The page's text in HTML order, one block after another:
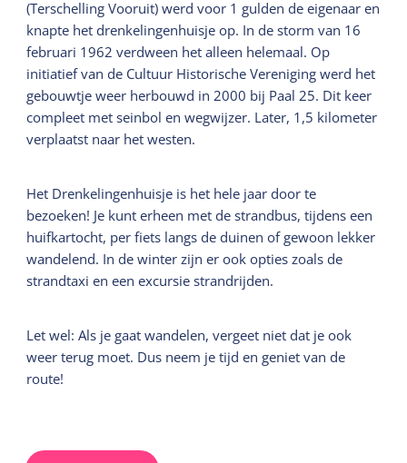
(Terschelling Vooruit) werd voor 1 gulden de eigenaar en
knapte het drenkelingenhuisje op. In de storm van 16
februari 1962 verdween het alleen helemaal. Op
initiatief van de Cultuur Historische Vereniging werd het
gebouwtje weer herbouwd in 2000 bij Paal 25. Dit keer
compleet met seinbol en wegwijzer. Later, 1,5 kilometer
verplaatst naar het westen.
Het Drenkelingenhuisje is het hele jaar door te
bezoeken! Je kunt erheen met de strandbus, tijdens een
huifkartocht, per fiets langs de duinen of gewoon lekker
wandelend. In de winter zijn er ook opties zoals de
strandtaxi en een excursie strandrijden.
Let wel: Als je gaat wandelen, vergeet niet dat je ook
weer terug moet. Dus neem je tijd en geniet van de
route!